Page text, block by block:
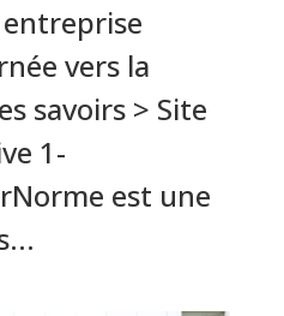
vers la
savoirs > Site
1-
est une